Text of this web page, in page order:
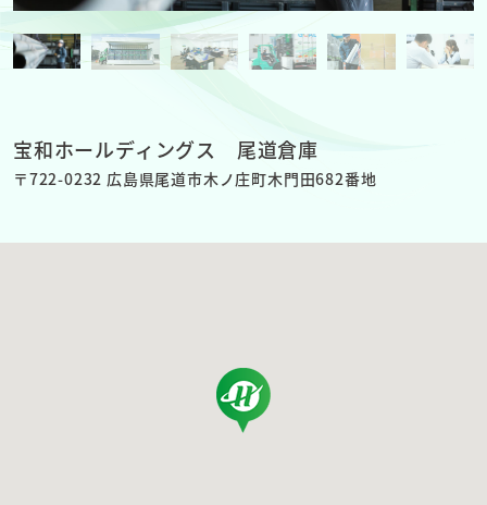
宝和ホールディングス 尾道倉庫
〒722-0232 広島県尾道市木ノ庄町木門田682番地